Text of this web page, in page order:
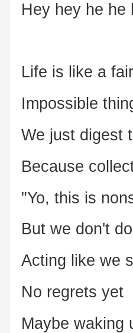
Hey hey he he
Life is like a
Impossible
We just digest
Because
"Yo, this is
But we don't
Acting like we
No regrets yet
Maybe waking